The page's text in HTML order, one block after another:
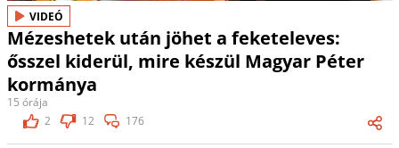
VIDEÓ
Mézeshetek után jöhet a feketeleves:
ősszel kiderül, mire készül Magyar Péter
kormánya
15 órája
2
12 176